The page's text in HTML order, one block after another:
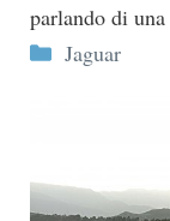
parlando di
Categorie
Jaguar